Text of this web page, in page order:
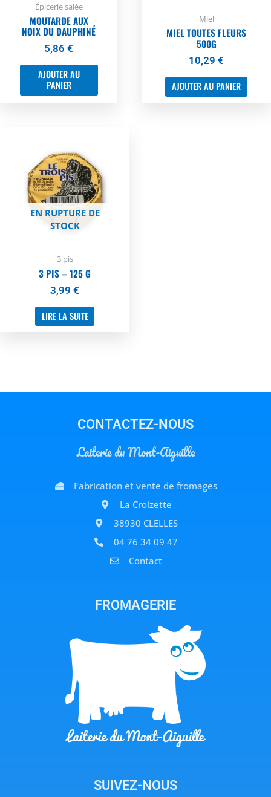
Épicerie salée
MOUTARDE AUX
NOIX DU DAUPHINÉ
5,86 €
AJOUTER AU
PANIER
Miel
MIEL TOUTES FLEURS
500G
10,29 €
AJOUTER AU PANIER
EN RUPTURE DE
STOCK
3 pis
3 PIS – 125 G
3,99 €
LIRE LA SUITE
CONTACTEZ-NOUS
Laiterie du Mont-Aiguille
Fabrication et vente de fromages
La Croizette
38930 CLELLES
04 76 34 09 47
Contact
FROMAGERIE
SUIVEZ-NOUS